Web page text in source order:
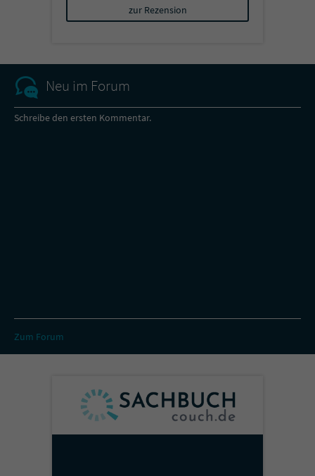
zur Rezension
Neu im Forum
Schreibe den ersten Kommentar.
Zum Forum